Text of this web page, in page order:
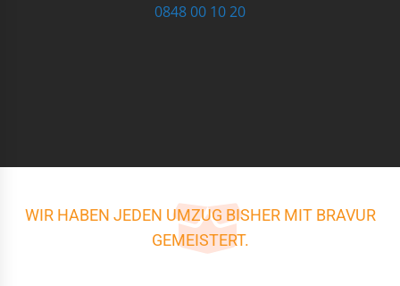
0848 00 10 20
WIR HABEN JEDEN UMZUG BISHER MIT BRAVUR
GEMEISTERT.